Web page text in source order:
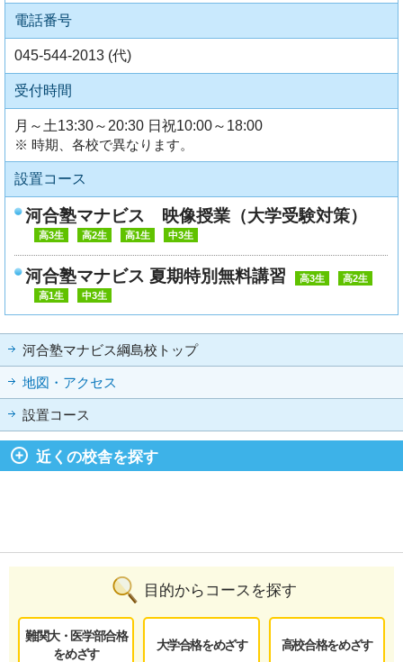
電話番号
045-544-2013 (代)
受付時間
月～土13:30～20:30 日祝10:00～18:00
※ 時期、各校で異なります。
設置コース
河合塾マナビス 映像授業（大学受験対策）
高3生 高2生 高1生 中3生
河合塾マナビス 夏期特別無料講習 高3生
高2生
高1生
中3生
河合塾マナビス綱島校トップ
地図・アクセス
設置コース
近くの校舎を探す
目的からコースを探す
難関大・医学部合格
をめざす
大学合格をめざす 高校合格をめざす